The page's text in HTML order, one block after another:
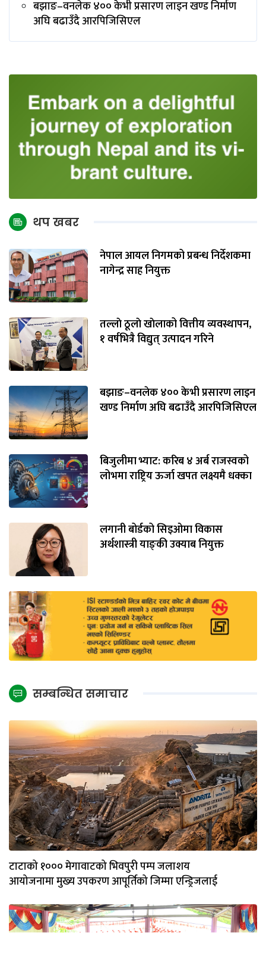
बझाङ–वनलेक ४०० केभी प्रसारण लाइन खण्ड निर्माण
अघि बढाउँदै आरपिजिसिएल
थप खबर
नेपाल आयल निगमको प्रबन्ध निर्देशकमा
नागेन्द्र साह नियुक्त
तल्लाे ठूलाे खाेलाको वित्तीय व्यवस्थापन,
१ वर्षभित्रै विद्युत् उत्पादन गरिने
बझाङ–वनलेक ४०० केभी प्रसारण लाइन
खण्ड निर्माण अघि बढाउँदै आरपिजिसिएल
बिजुलीमा भ्याट: करिब ४ अर्ब राजस्वको
लोभमा राष्ट्रिय ऊर्जा खपत लक्ष्यमै धक्का
लगानी बोर्डको सिइओमा विकास
अर्थशास्त्री याङ्‌की उक्याब नियुक्त
सम्बन्धित समाचार
टाटाको १००० मेगावाटको भिवपुरी पम्प जलाशय
आयोजनामा मुख्य उपकरण आपूर्तिको जिम्मा एन्ड्रिजलाई